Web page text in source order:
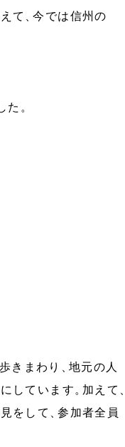
て 、今では信州の
た 。
きまわり 、地元の人
しています 。加えて
をして 、参加者全員